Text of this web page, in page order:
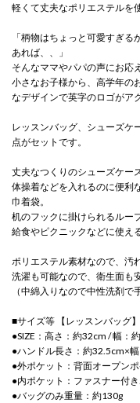
軽くて丈夫なポリエステルを
「柄物はちょっと可愛すぎ
あれば、、」
そんなママやパパの声にお応
小さなお子様から、高学年の
なデザインで英字のロゴがア
レッスンバッグ、シューズケ
点がセットです。
丈夫なつくりのシューズケー
体操着などを入れるのに便利
巾着袋。
机のフックに掛けられるルー
給食やピクニックなどに使え
ポリエステル素材なので、汚
洗濯も可能なので、衛生面も
（中綿入りなので中性洗剤で
■サイズ等 【レッスンバッグ】
●SIZE：高さ：約32cm / 幅：
●ハンドル長さ：約32.5cm×
●外ポケット：背面オープン
●内ポケット：ファスナー付
●バッグのみ重量：約130g